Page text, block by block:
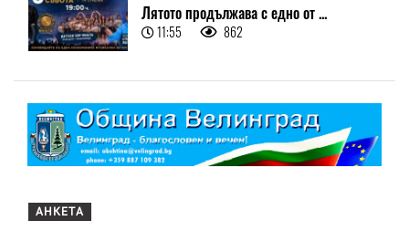
Лятото продължава с едно от ...
11:55 862
АНКЕТА